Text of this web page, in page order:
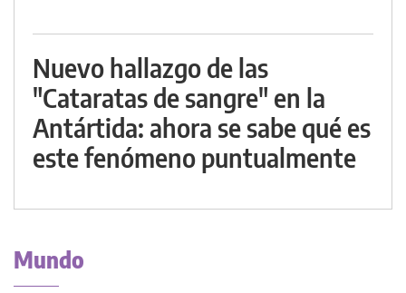
Nuevo hallazgo de las
"Cataratas de sangre" en la
Antártida: ahora se sabe qué es
este fenómeno puntualmente
Mundo